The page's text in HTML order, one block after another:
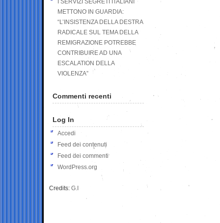
I SERVIZI SEGRETI ITALIANI
METTONO IN GUARDIA:
“L’INSISTENZA DELLA DESTRA
RADICALE SUL TEMA DELLA
REMIGRAZIONE POTREBBE
CONTRIBUIRE AD UNA
ESCALATION DELLA
VIOLENZA”
Commenti recenti
Log In
Accedi
Feed dei contenuti
Feed dei commenti
WordPress.org
Credits: G.I